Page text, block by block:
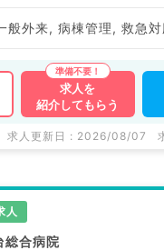
求人を
紹介してもらう
求人更新日 : 2026/08/07
人
総合病院